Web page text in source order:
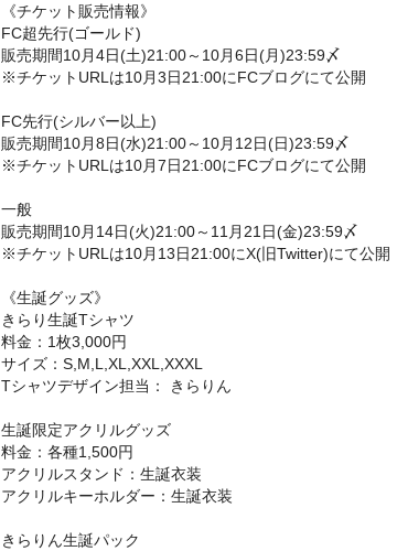
《チケット販売情報》
FC超先行(ゴールド)
販売期間10月4日(土)21:00～10月6日(月)23:59〆
※チケットURLは10月3日21:00にFCブログにて公開
FC先行(シルバー以上)
販売期間10月8日(水)21:00～10月12日(日)23:59〆
※チケットURLは10月7日21:00にFCブログにて公開
一般
販売期間10月14日(火)21:00～11月21日(金)23:59〆
※チケットURLは10月13日21:00にX(旧Twitter)にて公開
《生誕グッズ》
きらり生誕Tシャツ
料金：1枚3,000円
サイズ：S,M,L,XL,XXL,XXXL
Tシャツデザイン担当： きらりん
生誕限定アクリルグッズ
料金：各種1,500円
アクリルスタンド：生誕衣装
アクリルキーホルダー：生誕衣装
きらりん生誕パック